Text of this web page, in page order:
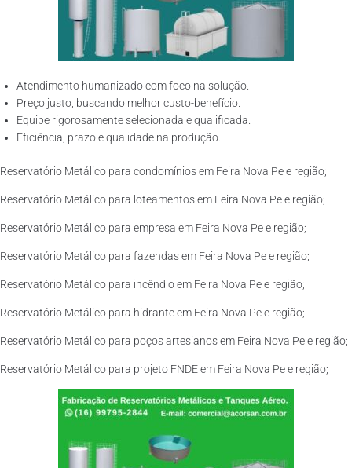
Atendimento humanizado com foco na solução.
Preço justo, buscando melhor custo-benefício.
Equipe rigorosamente selecionada e qualificada.
Eficiência, prazo e qualidade na produção.
Reservatório Metálico para condomínios em Feira Nova Pe e região;
Reservatório Metálico para loteamentos em Feira Nova Pe e região;
Reservatório Metálico para empresa em Feira Nova Pe e região;
Reservatório Metálico para fazendas em Feira Nova Pe e região;
Reservatório Metálico para incêndio em Feira Nova Pe e região;
Reservatório Metálico para hidrante em Feira Nova Pe e região;
Reservatório Metálico para poços artesianos em Feira Nova Pe e região;
Reservatório Metálico para projeto FNDE em Feira Nova Pe e região;